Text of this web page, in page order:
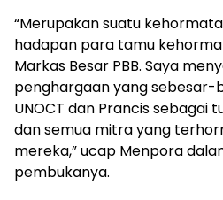
“Merupakan suatu
hadapan para tamu
Markas Besar PBB. Saya
penghargaan yang sebesar-
UNOCT dan Prancis sebagai
dan semua mitra yang
mereka,” ucap Menpora
pembukanya.